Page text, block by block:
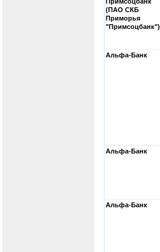
(ПАО СКБ
Приморья
"Примсоцбанк")
Альфа-Банк
Альфа-Банк
Альфа-Банк